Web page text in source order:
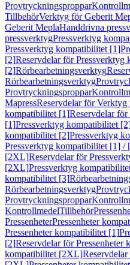
Provtryckningsproppar
TillbehörVerktyg för Geberit
Geberit MeplaHanddrivna
pressverktygPressverktyg
Pressverktyg kompatibilitet [1]
[2]Reservdelar för Pressverktyg
[2]Rörbearbetningsverktyg
Rörbearbetningsverktyg
Provtryckningsproppar
MapressReservdelar för
kompatibilitet [1]Reservdelar
[1]Pressverktyg kompatibilitet
kompatibilitet [2]Pressverktyg
Pressverktyg kompatibilitet [1] /
[2XL]Reservdelar för
[2XL]Pressverktyg
kompatibilitet [3]
Rörbearbetningsverktyg
Provtryckningsproppar
KontrollmedelTillbehör
PressenheterPressenheter
Pressenheter kompatibilitet [1]
[2]Reservdelar för Pressenheter
kompatibilitet [2XL]